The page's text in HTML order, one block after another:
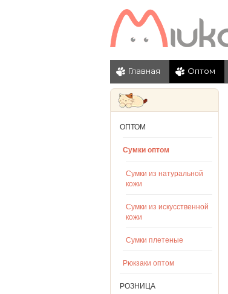
Главная Оптом
ОПТОМ
Сумки оптом
Сумки из натуральной
кожи
Сумки из искусственной
кожи
Сумки плетеные
Рюкзаки оптом
РОЗНИЦА